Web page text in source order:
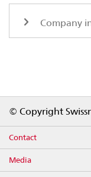
Company
© Copyright
Contact
Media